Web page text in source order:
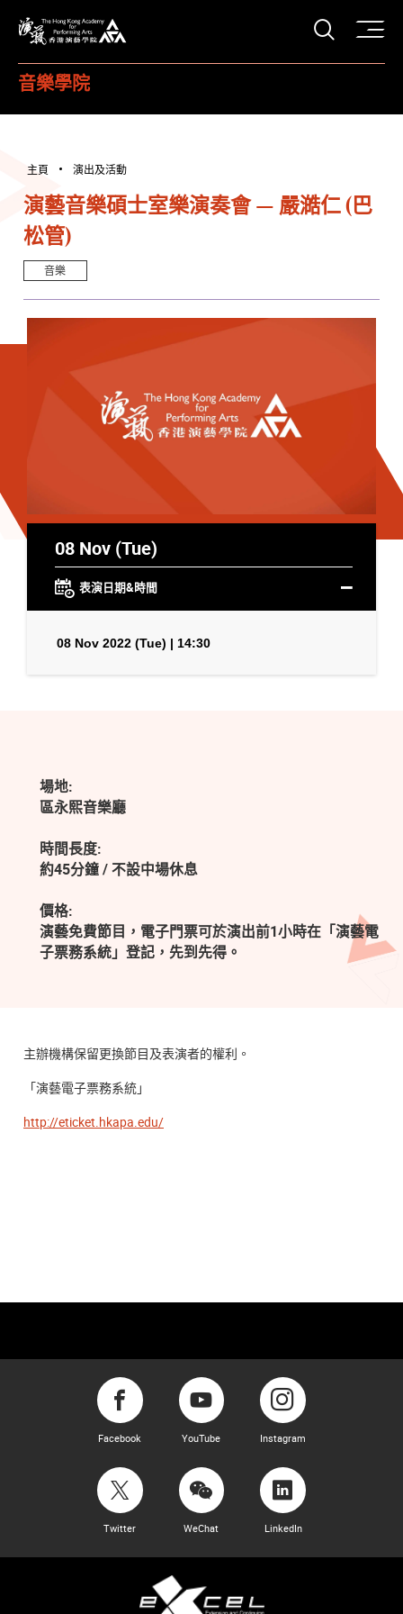
打開
音樂學院
主頁 演出及活動
演藝音樂碩士室樂演奏會 — 嚴澔仁 (巴
松管)
音樂
08 Nov (Tue)
表演日期&時間
08 Nov 2022 (Tue) | 14:30
場地:
區永熙音樂廳
時間長度:
約45分鐘 / 不設中場休息
價格:
演藝免費節目，電子門票可於演出前1小時在「演藝電
子票務系統」登記，先到先得。
主辦機構保留更換節目及表演者的權利。
「演藝電子票務系統」
http://eticket.hkapa.edu/
Facebook YouTube Instagram
Twitter WeChat LinkedIn